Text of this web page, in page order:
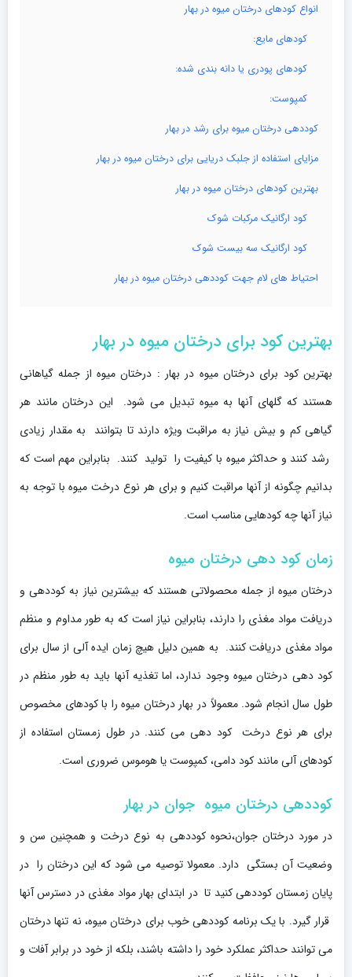
انواع کودهای درختان میوه در بهار
کودهای مایع:
کودهای پودری یا دانه بندی شده:
کمپوست:
کوددهی درختان میوه برای رشد در بهار
مزایای استفاده از جلبک دریایی برای درختان میوه در بهار
بهترین کودهای درختان میوه در بهار
کود ارگانیک مرکبات شوک
کود ارگانیک سه بیست شوک
احتیاط های لام جهت کوددهی درختان میوه در بهار
بهترین کود برای درختان میوه در بهار
بهترین کود برای درختان میوه در بهار : درختان میوه از جمله گیاهانی
هستند که گلهای آنها به میوه تبدیل می شود. این درختان مانند هر
گیاهی کم و بیش نیاز به مراقبت ویژه دارند تا بتوانند به مقدار زیادی
رشد کنند و حداکثر میوه با کیفیت را تولید کنند. بنابراین مهم است که
بدانیم چگونه از آنها مراقبت کنیم و برای هر نوع درخت میوه با توجه به
نیاز آنها چه کودهایی مناسب است.
زمان کود دهی درختان میوه
درختان میوه از جمله محصولاتی هستند که بیشترین نیاز به کوددهی و
دریافت مواد مغذی را دارند، بنابراین نیاز است که به طور مداوم و منظم
مواد مغذی دریافت کنند. به همین دلیل هیچ زمان ایده آلی از سال برای
کود دهی درختان میوه وجود ندارد، اما تغذیه آنها باید به طور منظم در
طول سال انجام شود. معمولاً در بهار درختان میوه را با کودهای مخصوص
برای هر نوع درخت کود دهی می کنند. در طول زمستان استفاده از
کودهای آلی مانند کود دامی، کمپوست یا هوموس ضروری است.
کوددهی درختان میوه جوان در بهار
در مورد درختان جوان،نحوه کوددهی به نوع درخت و همچنین سن و
وضعیت آن بستگی دارد. معمولا توصیه می شود که این درختان را در
پایان زمستان کوددهی کنید تا در ابتدای بهار مواد مغذی در دسترس آنها
قرار گیرد. با یک برنامه کوددهی خوب برای درختان میوه، نه تنها درختان
می توانند حداکثر عملکرد خود را داشته باشند، بلکه از خود در برابر آفات و